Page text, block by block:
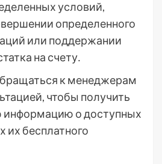
условий,
определенного
или поддержании
на счету․
к менеджерам
чтобы получить
о доступных
их бесплатного